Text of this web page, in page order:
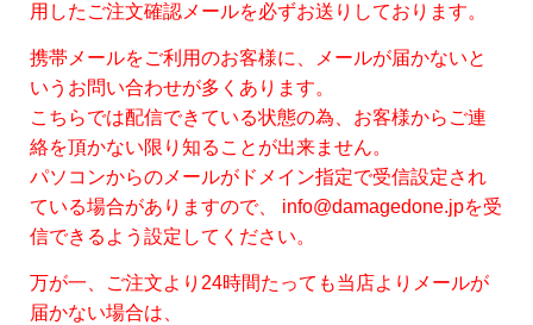
用したご注文確認メールを必ずお送りしております。
携帯メールをご利用のお客様に、メールが届かないと
いうお問い合わせが多くあります。
こちらでは配信できている状態の為、お客様からご連
絡を頂かない限り知ることが出来ません。
パソコンからのメールがドメイン指定で受信設定され
ている場合がありますので、 info@damagedone.jpを受
信できるよう設定してください。
万が一、ご注文より24時間たっても当店よりメールが
届かない場合は、